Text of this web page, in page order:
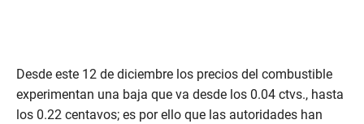
Desde este 12 de diciembre los precios del combustible
experimentan una baja que va desde los 0.04 ctvs., hasta
los 0.22 centavos; es por ello que las autoridades han